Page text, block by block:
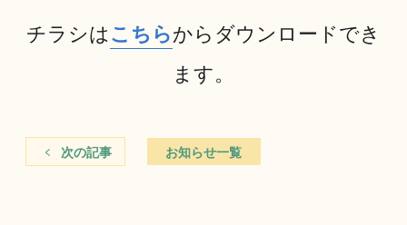
チラシはこちらからダウンロードでき
ます。
次の記事 お知らせ一覧